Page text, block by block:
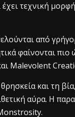
τεχνική
από
φαίνονται πιο
Malevolent
και τη
αύρα. Η